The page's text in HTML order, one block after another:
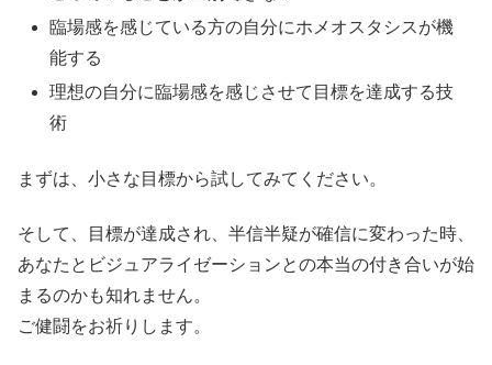
臨場感を感じている方の自分にホメオスタシスが機
能する
理想の自分に臨場感を感じさせて目標を達成する技
術
まずは、小さな目標から試してみてください。
そして、目標が達成され、半信半疑が確信に変わった時、
あなたとビジュアライゼーションとの本当の付き合いが始
まるのかも知れません。
ご健闘をお祈りします。